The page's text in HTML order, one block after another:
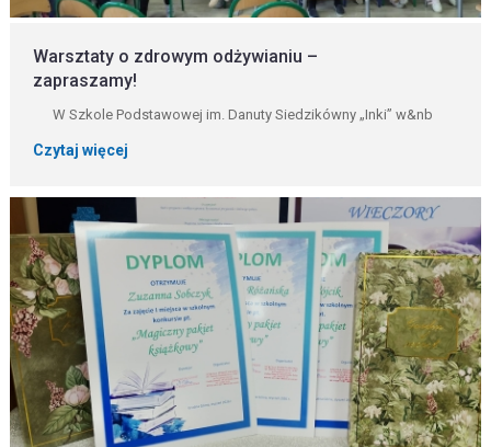
Warsztaty o zdrowym odżywianiu –
zapraszamy!
W Szkole Podstawowej im. Danuty Siedzikówny „Inki” w&nb
Czytaj więcej